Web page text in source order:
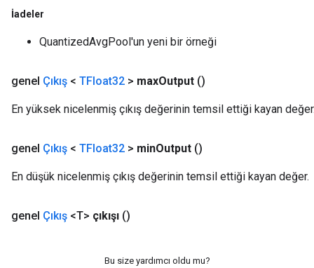
İadeler
QuantizedAvgPool'un yeni bir örneği
genel Çıkış < TFloat32 > maxOutput ()
En yüksek nicelenmiş çıkış değerinin temsil ettiği kayan
genel Çıkış < TFloat32 > minOutput ()
En düşük nicelenmiş çıkış değerinin temsil ettiği kayan değer.
genel Çıkış <T> çıkışı ()
Bu size yardımcı oldu mu?